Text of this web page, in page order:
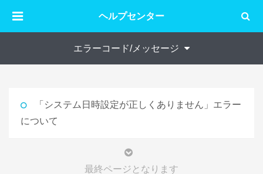
ヘルプセンター
エラーコード/メッセージ
「システム日時設定が正しくありません」エラー
について
最終ページとなります